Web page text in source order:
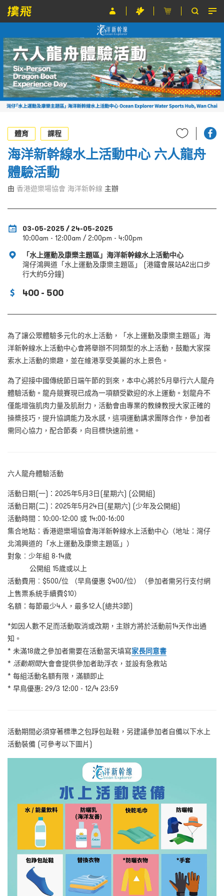
節目
主辦單位
關於撲飛
條款及細則
EN
體育
課程
海洋新幹線水上活動中心 六人龍舟
體驗活動
由 香港遊樂場協會 海洋新幹線 主辦
03-05-2025 / 24-05-2025
10:00am - 12:00am / 2:00pm - 4:00pm
「水上運動及康樂主題區」海洋新幹線水上活動中心
灣仔鴻興道「水上運動及康樂主題區」 (港鐵會展站A2出口步
行大約5分鐘)
400 - 500
為了讓公眾體驗多元化的水上活動，「水上運動及康樂主題區」海
洋新幹線水上活動中心會將舉辦不同類型的水上活動，鼓勵大家探
索水上活動的樂趣，並在維港享受美麗的水上景色。
為了迎接中國傳統節日端午節的到來，本中心將於5月舉行六人龍舟
體驗活動。龍舟競賽現已成為一項額受歡迎的水上運動。划龍舟不
僅能增強肌肉力量及肌耐力，活動會由專業的教練教授大家正確的
操槳技巧，提升協調能力及水感，這項運動講求團隊合作，參加者
需同心協力，配合節奏，向目標快速前進。
六人龍舟體驗活動
活動日期(一)：2025年5月3日(星期六) (公開組)
活動日期(二)：2025年5月24日(星期六) (少年及公開組)
活動時間：10:00-12:00 或 14:00-16:00
集合地點：香港遊樂場協會海洋新幹線水上活動中心（地址：灣仔
北鴻興道的「水上運動及康樂主題區」）
對象︰少年組 8-14歲
公開組 15歲或以上
活動費用︰$500/位 （早鳥優惠 $400/位）（參加者需另行支付網
上售票系統手續費$10）
名額：每節最少4人，最多12人(總共3節)
*如因人數不足而活動取消或改期，主辦方將於活動前14天作出通
知。
* 未滿18歲之參加者需要在活動當天填寫家長同意書
* 活動期間大會會提供參加者助浮衣，並設有急救站
* 每組活動名額有限，滿額即止
* 早鳥優惠: 29/3 12:00 - 12/4 23:59
活動期間必須穿著標準之包踭包趾鞋，另建議參加者自備以下水上
活動裝備 (可參考以下圖片)